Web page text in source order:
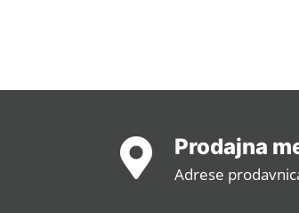
 Prodajna
Adrese